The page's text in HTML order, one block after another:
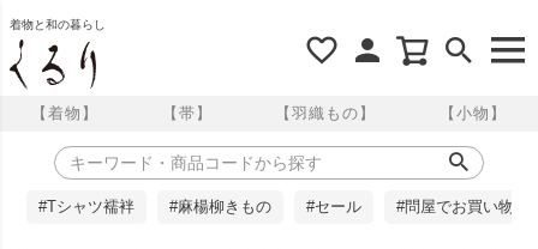
着物と和の暮らし
【着物】 【帯】 【羽織もの】 【小物】
#Tシャツ襦袢 #麻楊柳きもの #セール #問屋でお買い物